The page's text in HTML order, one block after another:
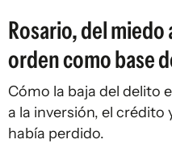
Rosario, del miedo
orden como base
Cómo la baja del delito
a la inversión, el crédito
había perdido.